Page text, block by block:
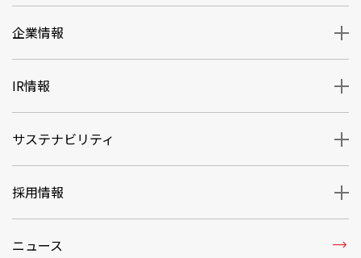
企業情報
IR情報
サステナビリティ
採用情報
ニュース trending_flat